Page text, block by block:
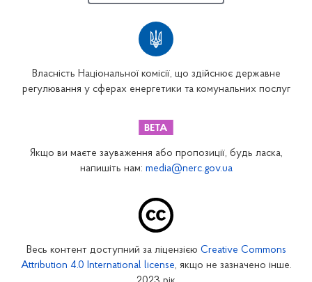
Власність Національної комісії, що здійснює державне
регулювання у сферах енергетики та комунальних послуг
Якщо ви маєте зауваження або пропозиції, будь ласка,
напишіть нам: media@nerc.gov.ua
Весь контент доступний за ліцензією Creative Commons
Attribution 4.0 International license, якщо не зазначено інше.